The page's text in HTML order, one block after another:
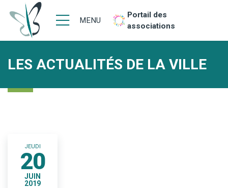
MENU
Portail des
associations
LES ACTUALITÉS DE LA VILLE
JEUDI
20
JUIN
2019